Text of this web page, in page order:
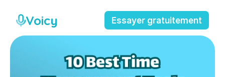
Voicy Essayer gratuitement